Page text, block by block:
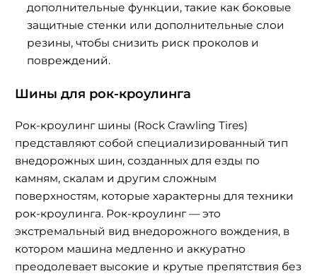
дополнительные функции, такие как боковые
защитные стенки или дополнительные слои
резины, чтобы снизить риск проколов и
повреждений.
Шины для рок-кроулинга
Рок-кроулинг шины (Rock Crawling Tires)
представляют собой специализированный тип
внедорожных шин, созданных для езды по
камням, скалам и другим сложным
поверхностям, которые характерны для техники
рок-кроулинга. Рок-кроулинг — это
экстремальный вид внедорожного вождения, в
котором машина медленно и аккуратно
преодолевает высокие и крутые препятствия без